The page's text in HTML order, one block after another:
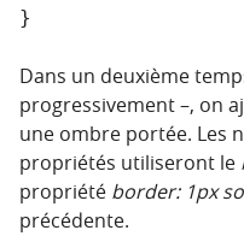
Dans un deuxième
progressivement –, on
une ombre portée. Les
propriétés utiliseront le
propriété border: 1px
précédente.